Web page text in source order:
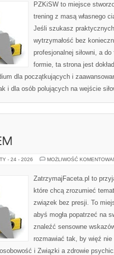
PZKiSW to miejsce
trening z masą własnego
Jeśli szukasz
wytrzymałość bez
profesjonalnej siłowni, a
formie, ta strona jest
dla początkujących i
i dla osób polujących na wejście
- 24 - 2026 MOŻLIWOŚĆ
ZatrzymajFaceta.pl to
które chcą zrozumieć
związek bez presji. To
abyś mogła popatrzeć na
znaleźć sensowne
rozmawiać tak, by więź
i Związki a zdrowie